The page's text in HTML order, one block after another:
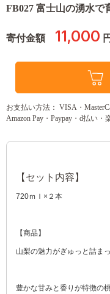
FB027 富士山の湧水
寄付金額 11,000 円
お支払い方法： VISA・
Amazon Pay・Paypay・d払い・
【セット内容】
720ｍｌ×２本
【商品】
山梨の魅力がぎゅっと詰ま
豊かな甘みと香りが特徴の